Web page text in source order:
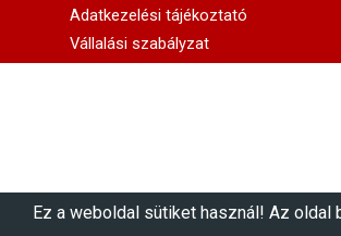
Vállalási szabályzat
Adatkezelési tájékoztató
Ez a weboldal sütiket használ! Az oldal